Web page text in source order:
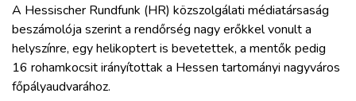
A Hessischer Rundfunk (HR) közszolgálati médiatársaság
beszámolója szerint a rendőrség nagy erőkkel vonult a
helyszínre, egy helikoptert is bevetettek, a mentők pedig
16 rohamkocsit irányítottak a Hessen tartományi nagyváros
főpályaudvarához.